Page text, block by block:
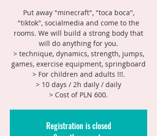
Put away "minecraft", "toca boca",
"tiktok", socialmedia and come to the
rooms. We will build a strong body that
will do anything for you.
> technique, dynamics, strength, jumps,
games, exercise equipment, springboard
> For children and adults !!!.
> 10 days / 2h daily / daily
> Cost of PLN 600.
Registration is closed